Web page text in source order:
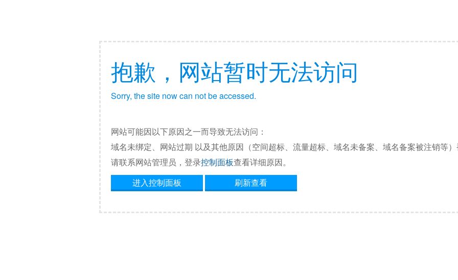
抱歉，网站暂时无法访问
Sorry, the site now can not be accessed.
网站可能因以下原因之一而导致无法访问：
域名未绑定、网站过期 以及其他原因（空间超标、流量超标、域名未备案、域名备案被注销等）
请联系网站管理员，登录控制面板查看详细原因。
进入控制面板
刷新查看